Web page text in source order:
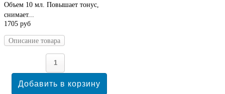
Объем 10 мл. Повышает тонус,
снимает...
1705 руб
Описание товара